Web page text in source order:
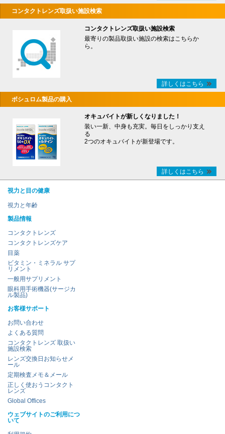
コンタクトレンズ取扱い施設検索
コンタクトレンズ取扱い施設検索
最寄りの製品取扱い施設の検索はこちらか
ら。
詳しくはこちら
ボシュロム製品の購入
オキュバイトが新しくなりました！
装い一新、中身も充実。毎日をしっかり支え
る
2つのオキュバイトが新登場です。
詳しくはこちら
視力と目の健康
視力と年齢
製品情報
コンタクトレンズ
コンタクトレンズケア
目薬
ビタミン・ミネラル サプ
リメント
一般用サプリメント
眼科用手術機器(サージカ
ル製品)
お客様サポート
お問い合わせ
よくある質問
コンタクトレンズ 取扱い
施設検索
レンズ交換日お知らせメ
ール
定期検査メモ＆メール
正しく使おうコンタクト
レンズ
Global Offices
ウェブサイトのご利用につ
いて